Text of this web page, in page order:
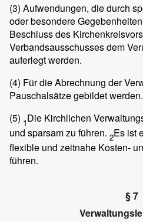
(3) Aufwendungen, die durch
oder besondere
Beschluss des
Verbandsausschusses dem
auferlegt werden.
(4) Für die Abrechnung der
Pauschalsätze gebildet werden.
(5) 1Die Kirchlichen
und sparsam zu führen. 2Es ist
flexible und zeitnahe Kosten-
führen.
§ 7